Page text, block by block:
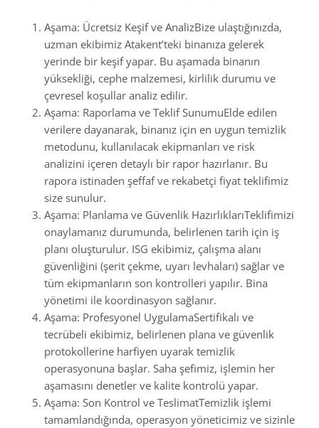
Aşama: Ücretsiz Keşif ve AnalizBize ulaştığınızda,
uzman ekibimiz Atakent’teki binanıza gelerek
yerinde bir keşif yapar. Bu aşamada binanın
yüksekliği, cephe malzemesi, kirlilik durumu ve
çevresel koşullar analiz edilir.
Aşama: Raporlama ve Teklif SunumuElde edilen
verilere dayanarak, binanız için en uygun temizlik
metodunu, kullanılacak ekipmanları ve risk
analizini içeren detaylı bir rapor hazırlanır. Bu
rapora istinaden şeffaf ve rekabetçi fiyat teklifimiz
size sunulur.
Aşama: Planlama ve Güvenlik HazırlıklarıTeklifimizi
onaylamanız durumunda, belirlenen tarih için iş
planı oluşturulur. ISG ekibimiz, çalışma alanı
güvenliğini (şerit çekme, uyarı levhaları) sağlar ve
tüm ekipmanların son kontrolleri yapılır. Bina
yönetimi ile koordinasyon sağlanır.
Aşama: Profesyonel UygulamaSertifikalı ve
tecrübeli ekibimiz, belirlenen plana ve güvenlik
protokollerine harfiyen uyarak temizlik
operasyonuna başlar. Saha şefimiz, işlemin her
aşamasını denetler ve kalite kontrolü yapar.
Aşama: Son Kontrol ve TeslimatTemizlik işlemi
tamamlandığında, operasyon yöneticimiz ve sizinle